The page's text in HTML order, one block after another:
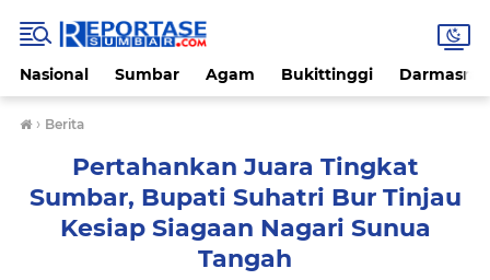
Nasional Sumbar Agam Bukittinggi
› Berita
Pertahankan Juara Tingkat
Sumbar, Bupati Suhatri Bur Tinjau
Kesiap Siagaan Nagari Sunua
Tangah